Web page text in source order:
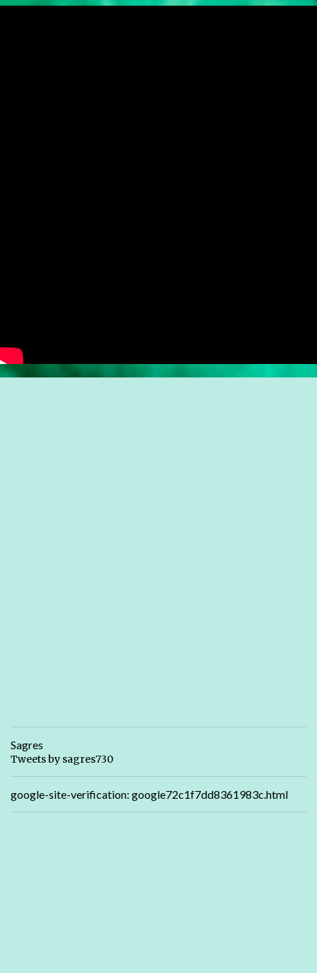
Sagres
Tweets by sagres730
google-site-verification: google72c1f7dd8361983c.html